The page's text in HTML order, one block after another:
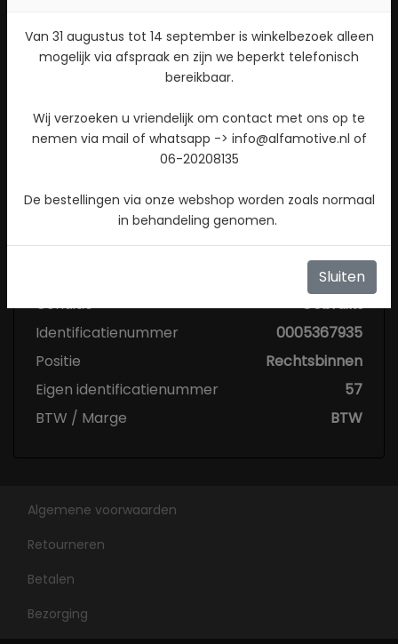
Toon kaart
Stuur een WhatsApp bericht!
Conditie
Gebruikt
Identificatienummer
0005367935
Positie
Rechtsbinnen
Eigen identificatienummer
57
BTW / Marge
BTW
Algemene voorwaarden
Retourneren
Betalen
Bezorging
Van 31 augustus tot 14 september is winkelbezoek alleen
mogelijk via afspraak en zijn we beperkt telefonisch
bereikbaar.
Wij verzoeken u vriendelijk om contact met ons op te
nemen via mail of whatsapp -> info@alfamotive.nl of
06-20208135
De bestellingen via onze webshop worden zoals normaal
in behandeling genomen.
Sluiten